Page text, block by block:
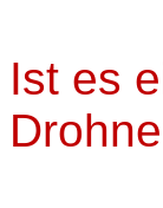
Ist es